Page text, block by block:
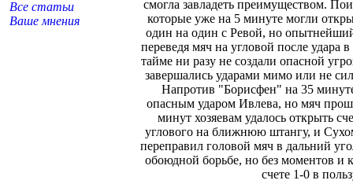
Все статьи
Ваше мнения
смогла завладеть преимуществом.
которые уже на 5 минуте могли
один на один с Ревой, но
переведя мяч на угловой после
тайме ни разу не создали опасной
завершались ударами мимо или не
Напротив "Борисфен" на 35
опасным ударом Ивлева, но мяч
минут хозяевам удалось открыть
углового на ближнюю штангу, и
переправил головой мяч в дальний
обоюдной борьбе, но без моментов
счете 1-0 в